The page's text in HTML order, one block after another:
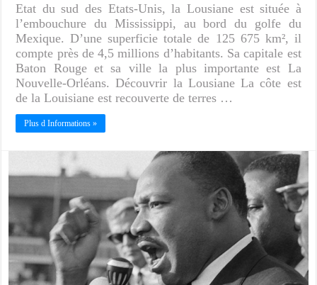
Etat du sud des Etats-Unis, la Lousiane est située à
l’embouchure du Mississippi, au bord du golfe du
Mexique. D’une superficie totale de 125 675 km², il
compte près de 4,5 millions d’habitants. Sa capitale est
Baton Rouge et sa ville la plus importante est La
Nouvelle-Orléans. Découvrir la Lousiane La côte est
de la Louisiane est recouverte de terres …
Plus d Informations »